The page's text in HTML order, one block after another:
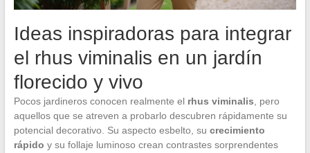
Ideas inspiradoras para integrar
el rhus viminalis en un jardín
florecido y vivo
Pocos jardineros conocen realmente el rhus viminalis , pero
aquellos que se atreven a probarlo descubren rápidamente su
potencial decorativo. Su aspecto esbelto, su crecimiento
rápido y su follaje luminoso crean contrastes sorprendentes